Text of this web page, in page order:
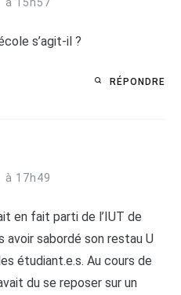
s’agit-il ?
RÉPONDRE
à 17h49
en fait parti de l’IUT de
avoir sabordé son restau U
étudiant.e.s. Au cours de
du se reposer sur un